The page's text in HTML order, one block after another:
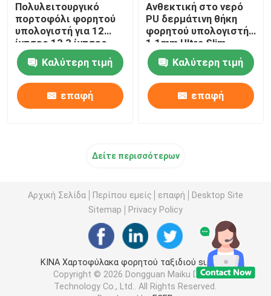
Πολυλειτουργικό
πορτοφόλι φορητού
υπολογιστή για 12
ίντσες 13,3 ίντσες
15,4 ίντσες
Καλύτερη τιμή
επαφή
Ανθεκτική στο νερό
PU δερμάτινη θήκη
φορητού υπολογιστή
1.1mm Ultra Slim
ευέλικτη
Καλύτερη τιμή
επαφή
Δείτε περισσότερων
Αρχική Σελίδα Περίπου εμείς επαφή
Desktop Site
Sitemap
Privacy Policy
ΚΙΝΑ Χαρτοφύλακα φορητού ταξιδιού supplier.
Copyright © 2026 Dongguan Maiku Digital
Technology Co., Ltd.. All Rights Reserved.